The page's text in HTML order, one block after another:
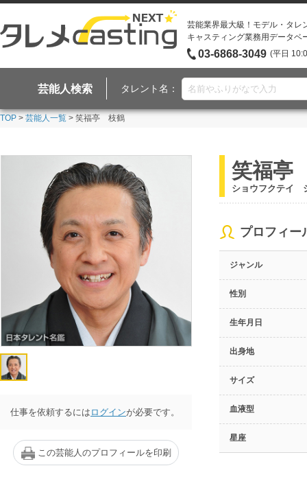
芸能業界最大級！モデル・タレ
キャスティング業務用データベ
03-6868-3049 (平日
芸能人検索 タレント名：
TOP > 芸能人一覧 > 笑福亭 枝鶴
仕事を依頼するには ログインが必要です。
この芸能人のプロフィールを印刷
笑福亭
ショウフクテイ
プロフィー
ジャンル
性別
生年月日
出身地
サイズ
血液型
星座